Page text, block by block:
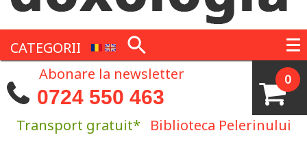
CATEGORII
0
Abonare la newsletter
0724 550 463
Transport gratuit* Biblioteca Pelerinului